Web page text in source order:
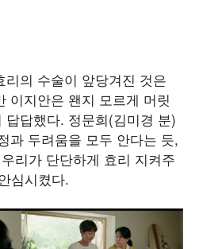
의 수술이 앞당겨진 것은
이지안은 왠지 모르게 머릿
답했다. 정문희(김미경 분)
과 두려움을 모두 안다는 듯,
리가 단단하게 효리 지켜주
심시켰다.